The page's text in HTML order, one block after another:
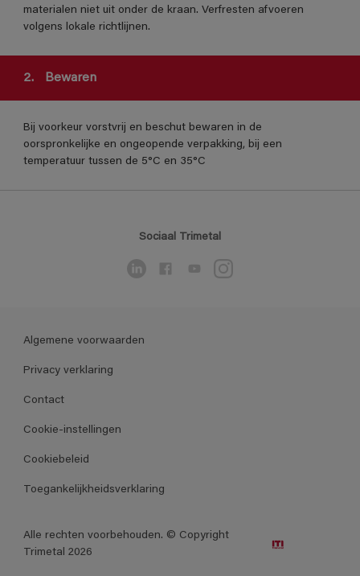
materialen niet uit onder de kraan. Verfresten afvoeren
volgens lokale richtlijnen.
2. Bewaren
Bij voorkeur vorstvrij en beschut bewaren in de
oorspronkelijke en ongeopende verpakking, bij een
temperatuur tussen de 5°C en 35°C
Sociaal Trimetal
Algemene voorwaarden
Privacy verklaring
Contact
Cookie-instellingen
Cookiebeleid
Toegankelijkheidsverklaring
Alle rechten voorbehouden. © Copyright
Trimetal 2026